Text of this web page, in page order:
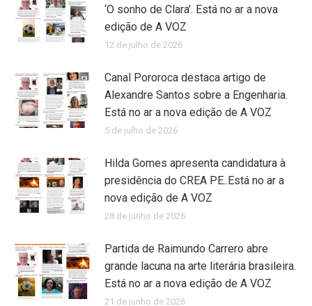
‘O sonho de Clara’. Está no ar a nova
edição de A VOZ
12 de julho de 2026
Canal Pororoca destaca artigo de
Alexandre Santos sobre a Engenharia.
Está no ar a nova edição de A VOZ
5 de julho de 2026
Hilda Gomes apresenta candidatura à
presidência do CREA PE..Está no ar a
nova edição de A VOZ
28 de junho de 2026
Partida de Raimundo Carrero abre
grande lacuna na arte literária brasileira.
Está no ar a nova edição de A VOZ
21 de junho de 2026